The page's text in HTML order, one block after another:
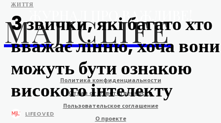
ЖИТТЯ
3 звички, які багато хто
вважає лінню, хоча вони
можуть бути ознакою
високого інтелекту
LIFEOVED
ЖУРНАЛ ПРО ВАЖЛИВЕ!
MAJICLIFE
Политика конфиденциальности
Отказ от ответственности
Пользовательское соглашение
О проекте